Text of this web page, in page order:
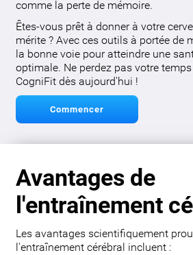
comme la perte de mémoire.
Êtes-vous prêt à donner à votre
mérite ? Avec ces outils à portée de
la bonne voie pour atteindre une
optimale. Ne perdez pas votre
CogniFit dès aujourd'hui !
Commencer
Avantages de
l'entraînement
Les avantages scientifiquement
l'entraînement cérébral incluent :